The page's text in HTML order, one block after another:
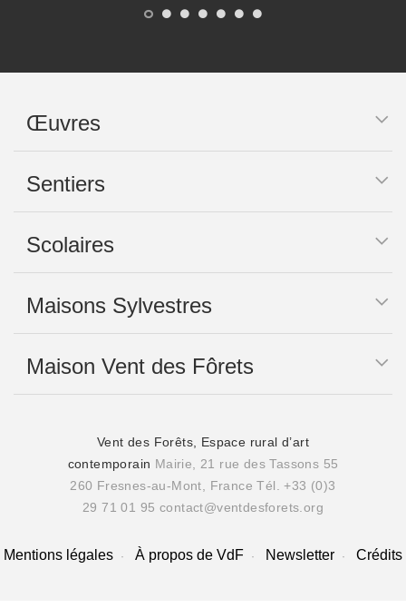
Œuvres
Sentiers
Scolaires
Maisons Sylvestres
Maison Vent des Fôrets
Vent des Forêts, Espace rural d’art
contemporain Mairie, 21 rue des Tassons 55
260 Fresnes-au-Mont, France Tél. +33 (0)3
29 71 01 95 contact@ventdesforets.org
Mentions légales À propos de VdF Newsletter Crédits